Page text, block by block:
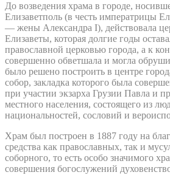
До возведения храма в городе,
Елизаветполь (в честь императрицы
— жены Александра I), действовала
Елизаветы, которая долгие годы
православной церковью города, а к
совершенно обветшала и могла
было решено построить в центре
собор, закладка которого была
при участии экзарха Грузии Павла и
местного населения, состоящего из
национальностей, сословий и
Храм был построен в 1887 году на
средства как православных, так и
соборного, то есть особо значимого
совершения богослужений